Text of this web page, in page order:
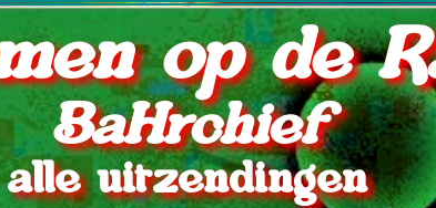
op de
BaHrchief
alle uitzendingen